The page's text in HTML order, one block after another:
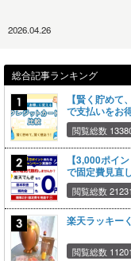
2026.04.26
総合記事ランキング
【賢く貯め
で支払いをお
閲覧総数
【3,000ポイ
で固定費見直
閲覧総数 21231
楽天ラッキー
閲覧総数